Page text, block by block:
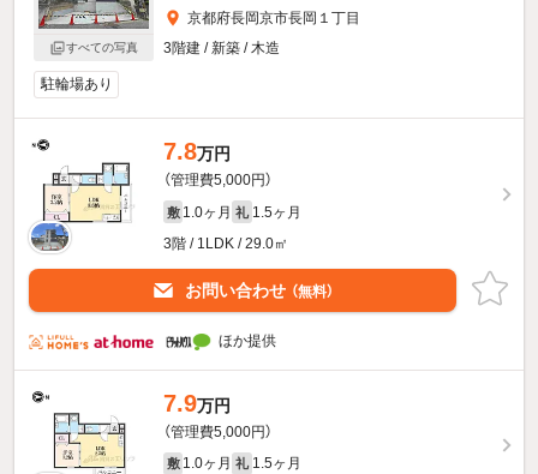
すべての写真
京都府長岡京市長岡１丁目
3階建 / 新築 / 木造
駐輪場あり
7.8万円
（管理費5,000円）
敷 1.0ヶ月 礼 1.5ヶ月
3階 / 1LDK / 29.0㎡
お問い合わせ （無料）
ほか提供
7.9万円
（管理費5,000円）
敷 1.0ヶ月 礼 1.5ヶ月